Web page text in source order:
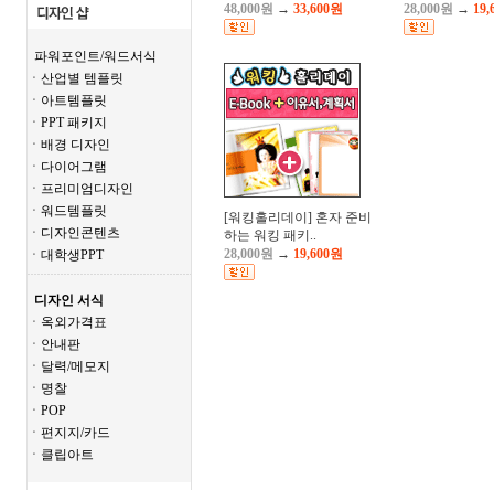
파워포인트/워드서식
ㆍ산업별 템플릿
ㆍ아트템플릿
ㆍPPT 패키지
ㆍ배경 디자인
ㆍ다이어그램
ㆍ프리미엄디자인
ㆍ워드템플릿
ㆍ디자인콘텐츠
ㆍ대학생PPT
디자인 서식
ㆍ옥외가격표
ㆍ안내판
ㆍ달력/메모지
ㆍ명찰
ㆍPOP
ㆍ편지지/카드
ㆍ클립아트
48,000원 → 33,600원
28,000원 →
[워킹홀리데이] 혼자 준비
하는 워킹 패키..
28,000원 → 19,600원